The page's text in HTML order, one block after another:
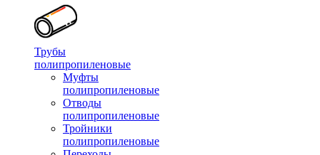
Трубы
полипропиленовые
Муфты
полипропиленовые
Отводы
полипропиленовые
Тройники
полипропиленовые